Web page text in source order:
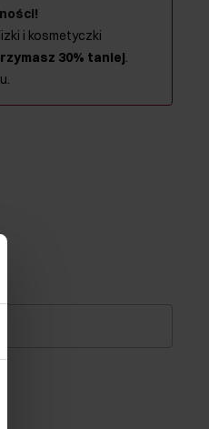
i kosmetyczki
30% taniej.